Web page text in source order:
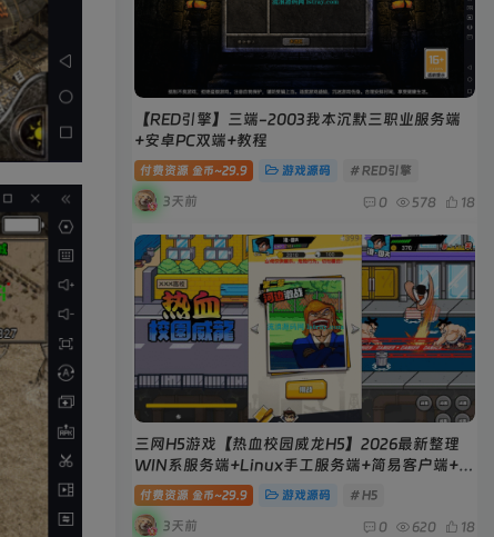
【RED引擎】三端-2003我本沉默三职业服务端
+安卓PC双端+教程
付费资源 金币~29.9 游戏源码 # RED引擎
3天前 0 578 18
三网H5游戏【热血校园威龙H5】2026最新整理
WIN系服务端+Linux手工服务端+简易客户端+教
程
付费资源 金币~29.9 游戏源码 # H5
3天前 0 620 18